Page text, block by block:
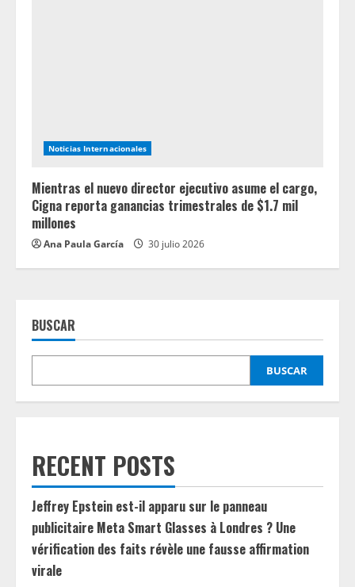
Noticias Internacionales
Mientras el nuevo director ejecutivo asume el cargo,
Cigna reporta ganancias trimestrales de $1.7 mil
millones
Ana Paula García 30 julio 2026
BUSCAR
BUSCAR
RECENT POSTS
Jeffrey Epstein est-il apparu sur le panneau
publicitaire Meta Smart Glasses à Londres ? Une
vérification des faits révèle une fausse affirmation
virale